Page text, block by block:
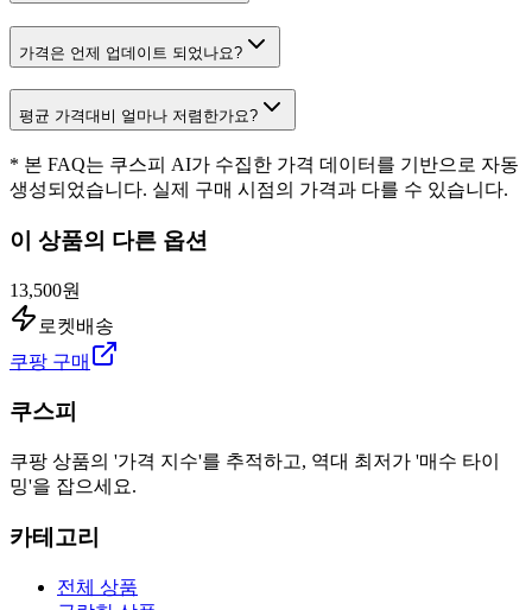
가격은 언제 업데이트 되었나요?
평균 가격대비 얼마나 저렴한가요?
* 본 FAQ는 쿠스피 AI가 수집한 가격 데이터를 기반으로 자동
생성되었습니다. 실제 구매 시점의 가격과 다를 수 있습니다.
이 상품의 다른 옵션
13,500원
로켓배송
쿠팡 구매
쿠스피
쿠팡 상품의 '가격 지수'를 추적하고, 역대 최저가 '매수 타이
밍'을 잡으세요.
카테고리
전체 상품